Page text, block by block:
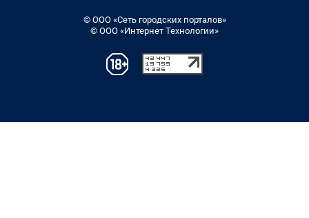
© ООО «Сеть городских порталов»
© ООО «Интернет Технологии»